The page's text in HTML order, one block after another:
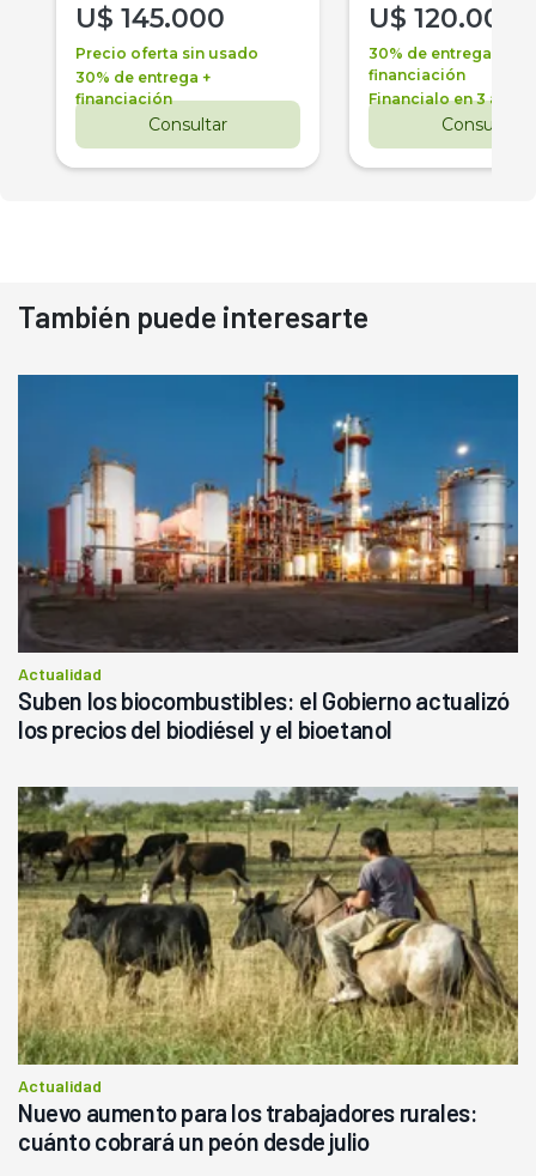
U$ 145.000
Precio oferta sin usado
30% de entrega +
financiación
Consultar
U$ 120.000
30% de entrega +
financiación
Financialo en 3 años
Consultar
También puede interesarte
Actualidad
Suben los biocombustibles: el Gobierno actualizó
los precios del biodiésel y el bioetanol
Actualidad
Nuevo aumento para los trabajadores rurales:
cuánto cobrará un peón desde julio